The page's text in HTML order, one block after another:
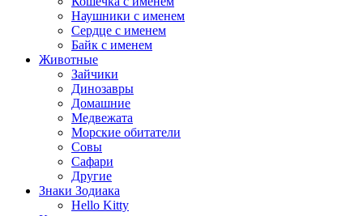
Наушники с именем
Сердце с именем
Байк с именем
Животные
Зайчики
Динозавры
Домашние
Медвежата
Морские обитатели
Совы
Сафари
Другие
Знаки Зодиака
Hello Kitty